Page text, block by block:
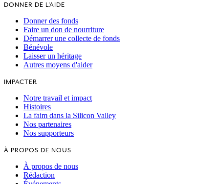
DONNER DE L'AIDE
Donner des fonds
Faire un don de nourriture
Démarrer une collecte de fonds
Bénévole
Laisser un héritage
Autres moyens d'aider
IMPACTER
Notre travail et impact
Histoires
La faim dans la Silicon Valley
Nos partenaires
Nos supporteurs
À PROPOS DE NOUS
À propos de nous
Rédaction